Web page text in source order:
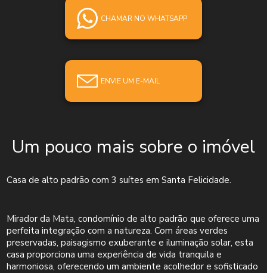
CHAMAR NO WHATSAPP
ENVIE UM E-MAIL
Um pouco mais sobre o imóvel
Casa de alto padrão com 3 suítes em Santa Felicidade.
Mirador da Mata, condomínio de alto padrão que oferece uma
perfeita integração com a natureza. Com áreas verdes
preservadas, paisagismo exuberante e iluminação solar, esta
casa proporciona uma experiência de vida tranquila e
harmoniosa, oferecendo um ambiente acolhedor e sofisticado